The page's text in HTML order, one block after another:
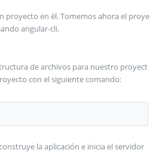
proyecto en él. Tomemos ahora el proye
angular-cli.
de archivos para nuestro proyect
con el siguiente comando:
la aplicación e inicia el servidor